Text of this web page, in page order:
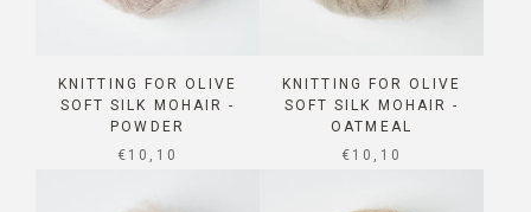
KNITTING FOR OLIVE
SOFT SILK MOHAIR -
POWDER
SALE PRICE
€10,10
KNITTING FOR OLIVE
SOFT SILK MOHAIR -
OATMEAL
SALE PRICE
€10,10